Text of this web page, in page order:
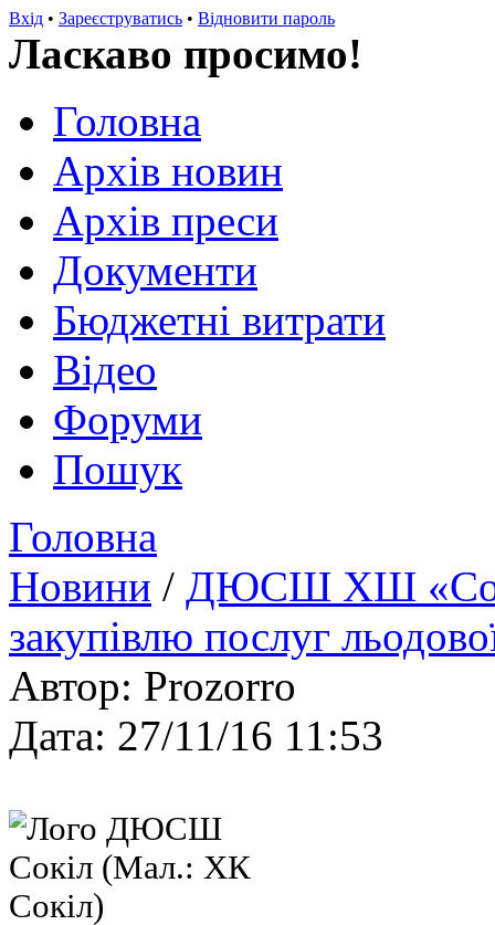
Вхід • Зареєструватись • Відновити пароль
Ласкаво просимо!
Головна
Архів новин
Архів преси
Документи
Бюджетні витрати
Відео
Форуми
Пошук
Головна
Новини / ДЮСШ ХШ
закупівлю послуг
Автор: Prozorro
Дата: 27/11/16 11:53